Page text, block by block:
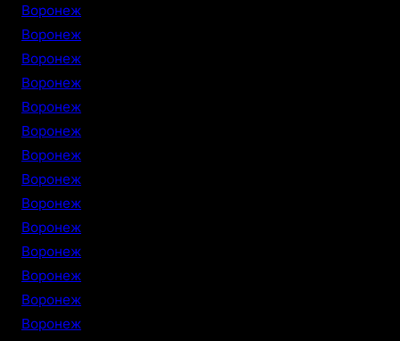
Воронеж
Воронеж
Воронеж
Воронеж
Воронеж
Воронеж
Воронеж
Воронеж
Воронеж
Воронеж
Воронеж
Воронеж
Воронеж
Воронеж